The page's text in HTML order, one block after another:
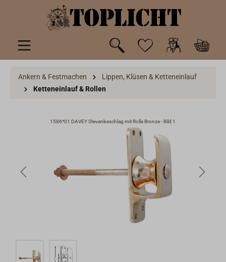
springen
Ankern & Festmachen
Lippen, Klüsen & Ketteneinlauf
Ketteneinlauf & Rollen
1586*01 DAVEY Stevenbeschlag mit Rolle Bronze - Bild 1